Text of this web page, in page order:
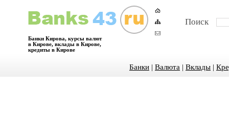
Банки Кирова, курсы валют
в Кирове, вклады в Кирове,
кредиты в Кирове
Поиск
Банки | Валюта | Вклады |